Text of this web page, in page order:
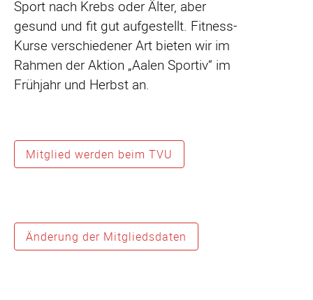
Sport nach Krebs oder Älter, aber
gesund und fit gut aufgestellt. Fitness-
Kurse verschiedener Art bieten wir im
Rahmen der Aktion „Aalen Sportiv“ im
Frühjahr und Herbst an.
Mitglied werden beim TVU
Änderung der Mitgliedsdaten